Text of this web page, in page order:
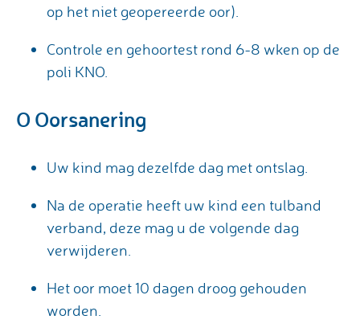
op het niet geopereerde oor).
Controle en gehoortest rond 6-8 wken op de
poli KNO.
O Oorsanering
Uw kind mag dezelfde dag met ontslag.
Na de operatie heeft uw kind een tulband
verband, deze mag u de volgende dag
verwijderen.
Het oor moet 10 dagen droog gehouden
worden.